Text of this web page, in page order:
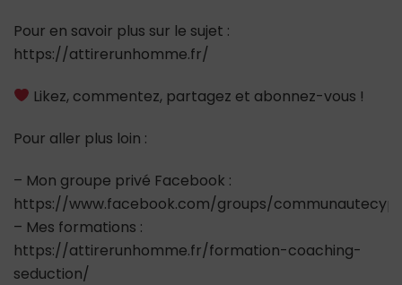
Pour en savoir plus sur le sujet :
https://attirerunhomme.fr/
Likez, commentez, partagez et abonnez-vous !
Pour aller plus loin :
– Mon groupe privé Facebook :
https://www.facebook.com/groups/
– Mes formations :
https://attirerunhomme.fr/formation-coaching-
seduction/